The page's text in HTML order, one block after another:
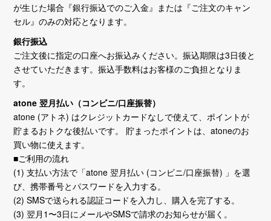
が生じた場合『銀行振込でのご入金』または『ご注文のキャン
セル』のみの対応となります。
銀行振込
ご注文後に指定の口座へお振込みください。振込期限は3日後と
させていただきます。振込手数料はお客様のご負担となりま
す。
atone 翌月払い（コンビニ/口座振替）
atone (アトネ) はクレジットカードなしで使えて、ポイントが
貯まるおトクな後払いです。 貯まったポイントは、atoneのお
買い物に使えます。
■ご利用の流れ
(1) 支払い方法で「atone 翌月払い (コンビニ/口座振替) 」を選
び、携帯番号とパスワードを入力する。
(2) SMSで送られる認証コードを入力し、購入を完了する。
(3) 翌月1〜3日にメールやSMSで請求のお知らせが届く。